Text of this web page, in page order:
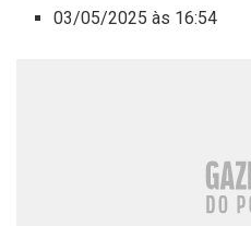
03/05/2025 às 16:54